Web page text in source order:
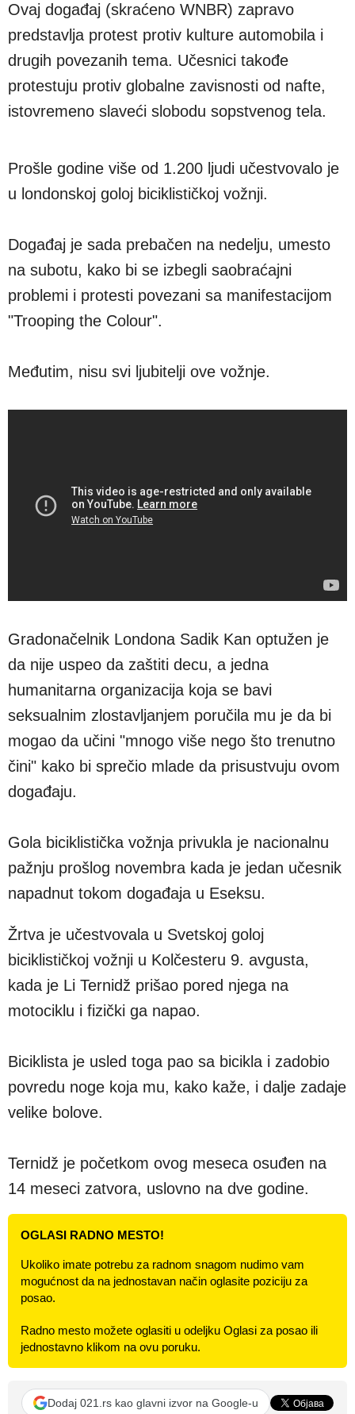
Ovaj događaj (skraćeno WNBR) zapravo
predstavlja protest protiv kulture automobila i
drugih povezanih tema. Učesnici takođe
protestuju protiv globalne zavisnosti od nafte,
istovremeno slaveći slobodu sopstvenog tela.
Prošle godine više od 1.200 ljudi učestvovalo je
u londonskoj goloj biciklističkoj vožnji.
Događaj je sada prebačen na nedelju, umesto
na subotu, kako bi se izbegli saobraćajni
problemi i protesti povezani sa manifestacijom
"Trooping the Colour".
Međutim, nisu svi ljubitelji ove vožnje.
Gradonačelnik Londona Sadik Kan optužen je
da nije uspeo da zaštiti decu, a jedna
humanitarna organizacija koja se bavi
seksualnim zlostavljanjem poručila mu je da bi
mogao da učini "mnogo više nego što trenutno
čini" kako bi sprečio mlade da prisustvuju ovom
događaju.
Gola biciklistička vožnja privukla je nacionalnu
pažnju prošlog novembra kada je jedan učesnik
napadnut tokom događaja u Eseksu.
Žrtva je učestvovala u Svetskoj goloj
biciklističkoj vožnji u Kolčesteru 9. avgusta,
kada je Li Ternidž prišao pored njega na
motociklu i fizički ga napao.
Biciklista je usled toga pao sa bicikla i zadobio
povredu noge koja mu, kako kaže, i dalje zadaje
velike bolove.
Ternidž je početkom ovog meseca osuđen na
14 meseci zatvora, uslovno na dve godine.
OGLASI RADNO MESTO!
Ukoliko imate potrebu za radnom snagom nudimo vam
mogućnost da na jednostavan način oglasite poziciju za
posao.
Radno mesto možete oglasiti u odeljku Oglasi za posao ili
jednostavno klikom na ovu poruku.
Dodaj 021.rs kao glavni izvor na Google-u